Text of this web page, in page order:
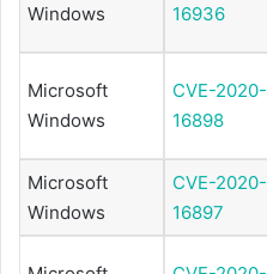
Windows
16936
Microsoft
Windows
CVE-2020-
16898
Microsoft
Windows
CVE-2020-
16897